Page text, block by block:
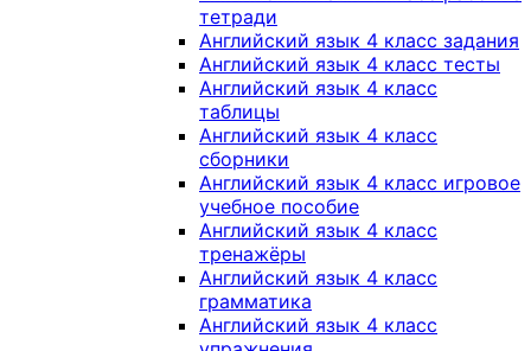
тетради
Английский язык 4 класс задания
Английский язык 4 класс тесты
Английский язык 4 класс
таблицы
Английский язык 4 класс
сборники
Английский язык 4 класс игровое
учебное пособие
Английский язык 4 класс
тренажёры
Английский язык 4 класс
грамматика
Английский язык 4 класс